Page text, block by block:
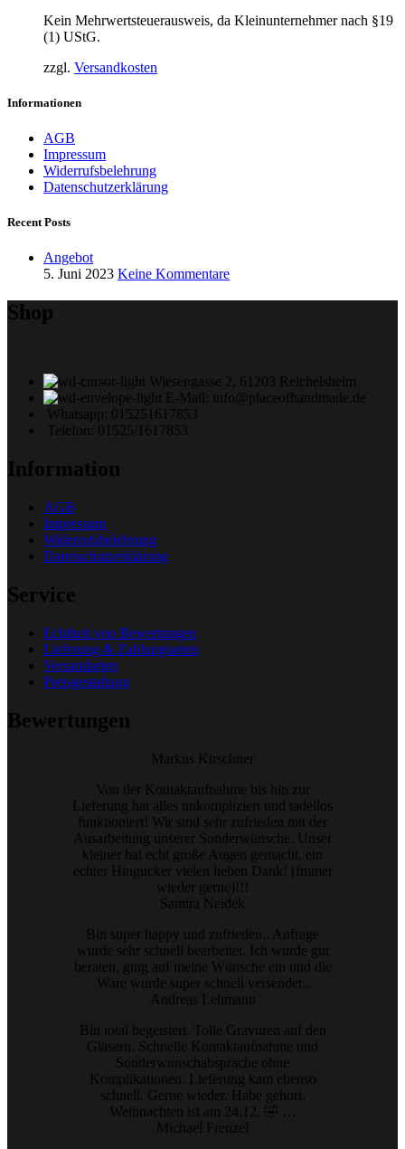
Kein Mehrwertsteuerausweis, da Kleinunternehmer nach §19
(1) UStG.
zzgl. Versandkosten
Informationen
AGB
Impressum
Widerrufsbelehrung
Datenschutzerklärung
Recent Posts
Angebot
5. Juni 2023 Keine Kommentare
Shop
Wiesengasse 2, 61203 Reichelsheim
E-Mail: info@placeofhandmade.de
Whatsapp: 015251617853
Telefon: 01525/1617853
Information
AGB
Impressum
Widerrufsbelehrung
Datenschutzerklärung
Service
Echtheit von Bewertungen
Lieferung & Zahlungsarten
Versandarten
Preisgestaltung
Bewertungen
Markus Kirschner
Von der Kontaktaufnahme bis hin zur
Lieferung hat alles unkompliziert und tadellos
funktioniert! Wir sind sehr zufrieden mit der
Ausarbeitung unserer Sonderwünsche. Unser
kleiner hat echt große Augen gemacht, ein
echter Hingucker vielen lieben Dank! (Immer
wieder gerne)!!!
Samira Neidek
Bin super happy und zufrieden.. Anfrage
wurde sehr schnell bearbeitet. Ich wurde gut
beraten, ging auf meine Wünsche ein und die
Ware wurde super schnell versendet..
Andreas Lehmann
Bin total begeistert. Tolle Gravuren auf den
Gläsern. Schnelle Kontaktaufnahme und
Sonderwunschabsprache ohne
Komplikationen. Lieferung kam ebenso
schnell. Gerne wieder. Habe gehört,
Weihnachten ist am 24.12. 🤣 …
Michael Frenzel